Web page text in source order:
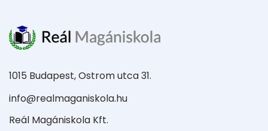
1015 Budapest, Ostrom utca 31.
info@realmaganiskola.hu
Reál Magániskola Kft.